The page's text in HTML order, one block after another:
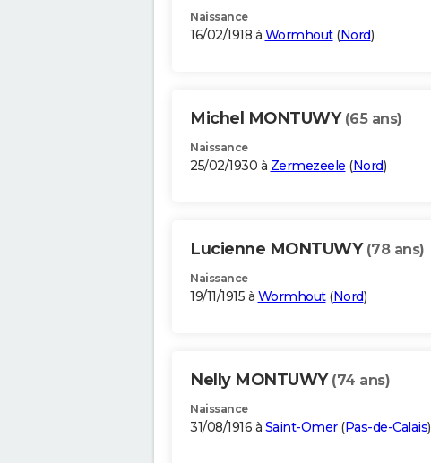
Naissance
16/02/1918 à Wormhout(Nord)
Michel MONTUWY (65 ans)
Naissance
25/02/1930 à Zermezeele (Nord)
Lucienne MONTUWY (78 ans)
Naissance
19/11/1915 à Wormhout(Nord)
Nelly MONTUWY (74 ans)
Naissance
31/08/1916 à Saint-Omer(Pas-de-Calais)